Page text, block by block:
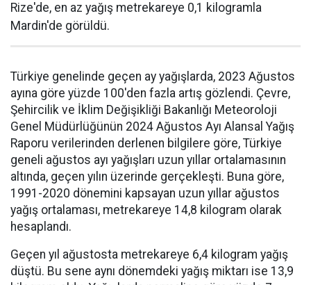
Rize'de, en az yağış metrekareye 0,1 kilogramla
Mardin'de görüldü.
Türkiye genelinde geçen ay yağışlarda, 2023 Ağustos
ayına göre yüzde 100'den fazla artış gözlendi. Çevre,
Şehircilik ve İklim Değişikliği Bakanlığı Meteoroloji
Genel Müdürlüğünün 2024 Ağustos Ayı Alansal Yağış
Raporu verilerinden derlenen bilgilere göre, Türkiye
geneli ağustos ayı yağışları uzun yıllar ortalamasının
altında, geçen yılın üzerinde gerçekleşti. Buna göre,
1991-2020 dönemini kapsayan uzun yıllar ağustos
yağış ortalaması, metrekareye 14,8 kilogram olarak
hesaplandı.
Geçen yıl ağustosta metrekareye 6,4 kilogram yağış
düştü. Bu sene aynı dönemdeki yağış miktarı ise 13,9